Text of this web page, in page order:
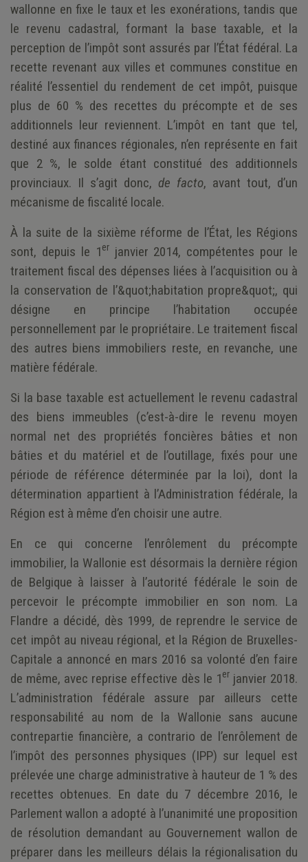
wallonne en fixe le taux et les exonérations, tandis que
le revenu cadastral, formant la base taxable, et la
perception de l’impôt sont assurés par l’État fédéral. La
recette revenant aux villes et communes constitue en
réalité l’essentiel du rendement de cet impôt, puisque
plus de 60 % des recettes du précompte et de ses
additionnels leur reviennent. L’impôt en tant que tel,
destiné aux finances régionales, n’en représente en fait
que 2 %, le solde étant constitué des additionnels
provinciaux. Il s’agit donc, de facto, avant tout, d’un
mécanisme de fiscalité locale.
À la suite de la sixième réforme de l’État, les Régions
sont, depuis le 1er janvier 2014, compétentes pour le
traitement fiscal des dépenses liées à l’acquisition ou à
la conservation de l’&quot;habitation propre&quot;, qui
désigne en principe l’habitation occupée
personnellement par le propriétaire. Le traitement fiscal
des autres biens immobiliers reste, en revanche, une
matière fédérale.
Si la base taxable est actuellement le revenu cadastral
des biens immeubles (c’est-à-dire le revenu moyen
normal net des propriétés foncières bâties et non
bâties et du matériel et de l’outillage, fixés pour une
période de référence déterminée par la loi), dont la
détermination appartient à l’Administration fédérale, la
Région est à même d’en choisir une autre.
En ce qui concerne l’enrôlement du précompte
immobilier, la Wallonie est désormais la dernière région
de Belgique à laisser à l’autorité fédérale le soin de
percevoir le précompte immobilier en son nom. La
Flandre a décidé, dès 1999, de reprendre le service de
cet impôt au niveau régional, et la Région de Bruxelles-
Capitale a annoncé en mars 2016 sa volonté d’en faire
de même, avec reprise effective dès le 1er janvier 2018.
L’administration fédérale assure par ailleurs cette
responsabilité au nom de la Wallonie sans aucune
contrepartie financière, a contrario de l’enrôlement de
l’impôt des personnes physiques (IPP) sur lequel est
prélevée une charge administrative à hauteur de 1 % des
recettes obtenues. En date du 7 décembre 2016, le
Parlement wallon a adopté à l’unanimité une proposition
de résolution demandant au Gouvernement wallon de
préparer dans les meilleurs délais la régionalisation du